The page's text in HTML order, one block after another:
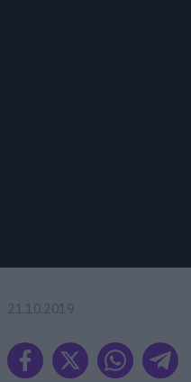
21.10.2019